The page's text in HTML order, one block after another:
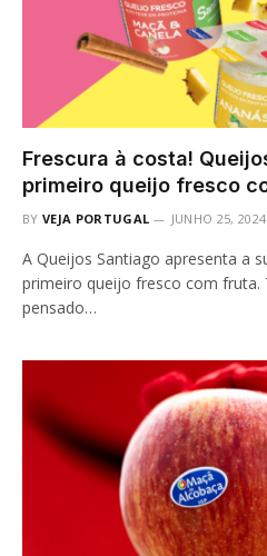
Frescura à costa!
primeiro queijo fresco
BY VEJA PORTUGAL JUNHO 25, 2024
A Queijos Santiago apresenta a
primeiro queijo fresco com fruta.
pensado…